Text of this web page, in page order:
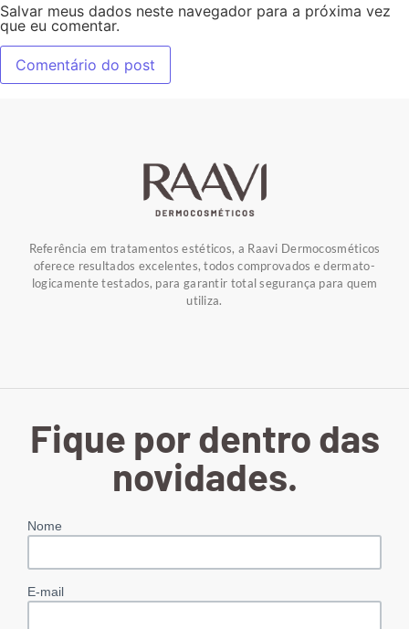
Salvar meus dados neste navegador para a próxima vez
que eu comentar.
Referência em tratamentos estéticos, a Raavi Dermocosméticos
oferece resultados excelentes, todos comprovados e dermato-
logicamente testados, para garantir total segurança para quem
utiliza.
Fique por dentro das
novidades.
Nome
E-mail